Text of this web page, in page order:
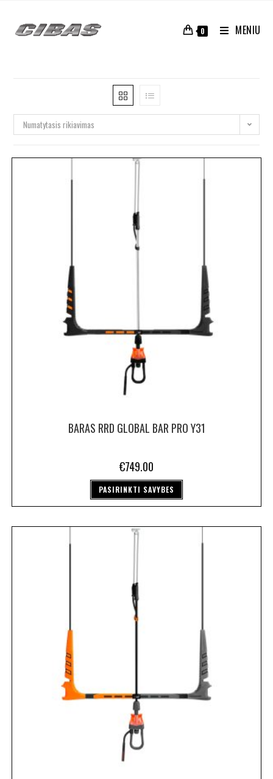
0 MENIU
Numatytasis rikiavimas
BARAS RRD GLOBAL BAR PRO Y31
€749.00
PASIRINKTI SAVYBES